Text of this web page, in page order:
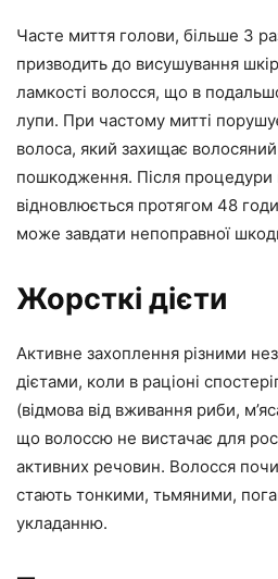
Часте миття голови, більше 3
призводить до висушування
ламкості волосся, що в
лупи. При частому митті
волоса, який захищає
пошкодження. Після процедури
відновлюється протягом 48
може завдати непоправної
Жорсткі дієти
Активне захоплення різними
дієтами, коли в раціоні
(відмова від вживання риби,
що волоссю не вистачає для
активних речовин. Волосся
стають тонкими, тьмяними,
укладанню.